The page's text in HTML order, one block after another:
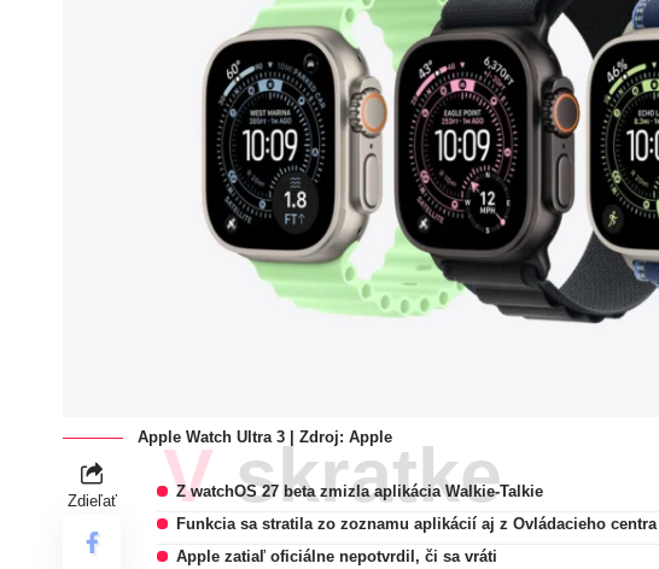
Apple Watch Ultra 3 | Zdroj: Apple
Zdieľať V skratke
Z watchOS 27 beta zmizla aplikácia Walkie-Talkie
Funkcia sa stratila zo zoznamu aplikácií aj z Ovládacieho centra
Apple zatiaľ oficiálne nepotvrdil, či sa vráti